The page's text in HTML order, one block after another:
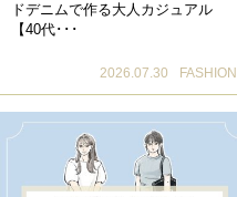
ドデニムで作る大人カジュアル
【40代･･･
2026.07.30 FASHION